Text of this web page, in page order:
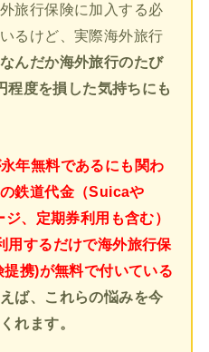
旅行保険に加入する必
るけど、実際海外旅行
なんだか海外旅行のたび
程度を損した気持ちにも
年無料であるにも関わ
鉄道代金（Suicaや
、定期券利用も含む）
用するだけで海外旅行保
携)が無料で付いている
ば、これらの悩みを今
れます。